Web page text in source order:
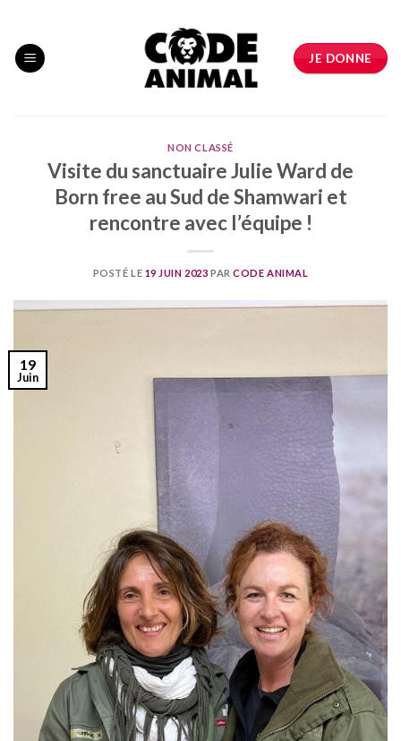
content
JE DONNE
NON CLASSÉ
Visite du sanctuaire Julie Ward de
Born free au Sud de Shamwari et
rencontre avec l’équipe !
POSTÉ LE 19 JUIN 2023 PARCODE ANIMAL
19
Juin